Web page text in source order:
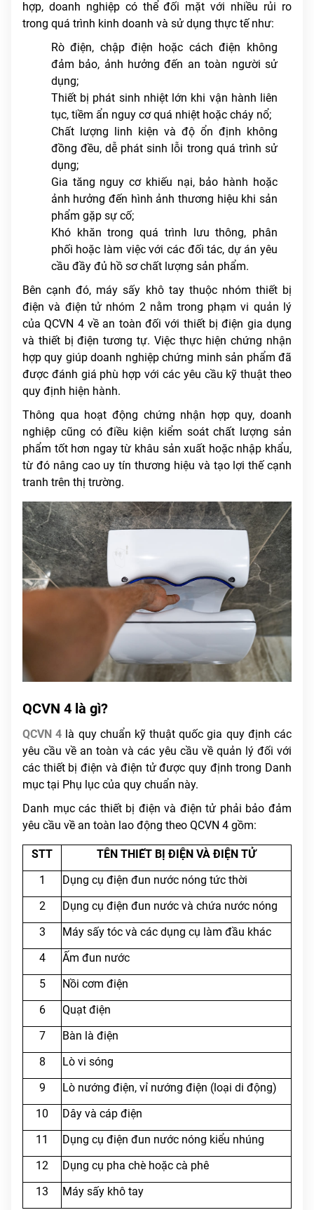
hợp, doanh nghiệp có thể đối mặt với nhiều rủi ro
trong quá trình kinh doanh và sử dụng thực tế như:
Rò điện, chập điện hoặc cách điện không
đảm bảo, ảnh hưởng đến an toàn người sử
dụng;
Thiết bị phát sinh nhiệt lớn khi vận hành liên
tục, tiềm ẩn nguy cơ quá nhiệt hoặc cháy nổ;
Chất lượng linh kiện và độ ổn định không
đồng đều, dễ phát sinh lỗi trong quá trình sử
dụng;
Gia tăng nguy cơ khiếu nại, bảo hành hoặc
ảnh hưởng đến hình ảnh thương hiệu khi sản
phẩm gặp sự cố;
Khó khăn trong quá trình lưu thông, phân
phối hoặc làm việc với các đối tác, dự án yêu
cầu đầy đủ hồ sơ chất lượng sản phẩm.
Bên cạnh đó, máy sấy khô tay thuộc nhóm thiết bị
điện và điện tử nhóm 2 nằm trong phạm vi quản lý
của QCVN 4 về an toàn đối với thiết bị điện gia dụng
và thiết bị điện tương tự. Việc thực hiện chứng nhận
hợp quy giúp doanh nghiệp chứng minh sản phẩm đã
được đánh giá phù hợp với các yêu cầu kỹ thuật theo
quy định hiện hành.
Thông qua hoạt động chứng nhận hợp quy, doanh
nghiệp cũng có điều kiện kiểm soát chất lượng sản
phẩm tốt hơn ngay từ khâu sản xuất hoặc nhập khẩu,
từ đó nâng cao uy tín thương hiệu và tạo lợi thế cạnh
tranh trên thị trường.
QCVN 4 là gì?
QCVN 4 là quy chuẩn kỹ thuật quốc gia quy định các
yêu cầu về an toàn và các yêu cầu về quản lý đối với
các thiết bị điện và điện tử được quy định trong Danh
mục tại Phụ lục của quy chuẩn này.
Danh mục các thiết bị điện và điện tử phải bảo đảm
yêu cầu về an toàn lao động theo QCVN 4 gồm:
STT
TÊN THIẾT BỊ ĐIỆN VÀ ĐIỆN TỬ
1
Dụng cụ điện đun nước nóng tức thời
2
Dụng cụ điện đun nước và chứa nước nóng
3
Máy sấy tóc và các dụng cụ làm đầu khác
4
Ấm đun nước
5
Nồi cơm điện
6
Quạt điện
7
Bàn là điện
8
Lò vi sóng
9
Lò nướng điện, vỉ nướng điện (loại di động)
10
Dây và cáp điện
11
Dụng cụ điện đun nước nóng kiểu nhúng
12
Dụng cụ pha chè hoặc cà phê
13
Máy sấy khô tay